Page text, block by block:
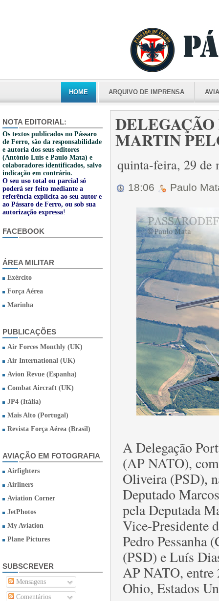
HOME ARQUIVO DE IMPRENSA
NOTA EDITORIAL:
Os textos publicados no Pássaro
de Ferro, são da responsabilidade
e autoria dos seus editores
(António Luís e Paulo Mata) e
colaboradores identificados, salvo
indicação em contrário.
O seu uso total ou parcial só
poderá ser feito mediante a
referência explícita ao seu autor e
ao Pássaro de Ferro, ou sob sua
autorização expressa!
FACEBOOK
ÁREA MILITAR
Exército
Força Aérea
Marinha
PUBLICAÇÕES
Air Forces Monthly (UK)
Air International (UK)
Avion Revue (Espanha)
Combat Aircraft (UK)
JP4 (Itália)
Mais Alto (Portugal)
Revista Força Aérea (Brasil)
AVIAÇÃO EM FOTOGRAFIA
Airfighters
Airliners
Aviation Corner
JetPhotos
My Aviation
Plane Pictures
SUBSCREVER
Mensagens
Comentários
MARTIN
quinta-feira, 29 de
18:06 Paulo
A Delegação
(AP NATO),
Oliveira (PSD),
Deputado
pela Deputada
Vice-Presidente
Pedro
(PSD) e Luís
AP NATO, entre
Ohio, Estados